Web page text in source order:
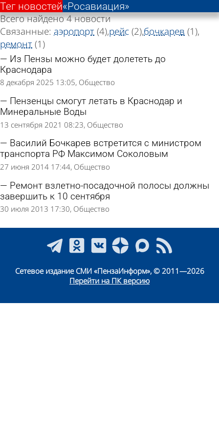
«Росавиация»
Тег новостей
Всего найдено 4 новости
Связанные: аэропорт(4)рейс(2)бочкарев (1)
ремонт(1)
Из Пензы можно будет долететь до
Краснодара
8 декабря 2025 13:05 Общество
Пензенцы смогут летать в Краснодар и
Минеральные Воды
13 сентября 2021 08:23 Общество
Василий Бочкарев встретится с министром
транспорта РФ Максимом Соколовым
27 июня 2014 17:44 Общество
Ремонт взлетно-посадочной полосы должны
завершить к 10 сентября
30 июля 2013 17:30 Общество
Сетевое издание СМИ «ПензаИнформ», © 2011—2026
Перейти на ПК версию